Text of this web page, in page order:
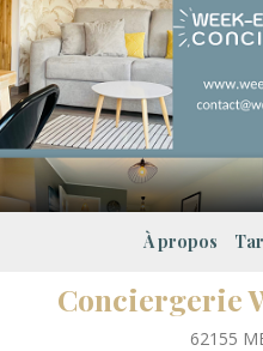
À propos
Conciergerie
62155